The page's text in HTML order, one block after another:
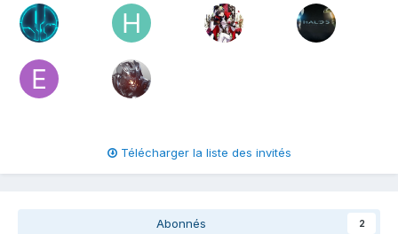
Télécharger la liste des invités
Abonnés 2